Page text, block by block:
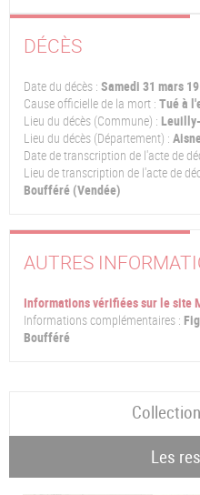
DÉCÈS
Date du décès : Samedi 31 mars
Cause officielle de la mort : Tué à
Lieu du décès (Commune) :
Lieu du décès (Département) :
Date de transcription de l'acte de
Lieu de transcription de l'acte de
Boufféré (Vendée)
AUTRES
Informations vérifiées sur le site
Informations complémentaires :
Boufféré
Les